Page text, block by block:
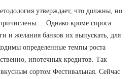
утверждает, что должны, но
Однако кроме спроса
и желания банков их выпускать, для
определенные темпы роста
ипотечных кредитов. Так
сортом Фестивальная. Сейчас